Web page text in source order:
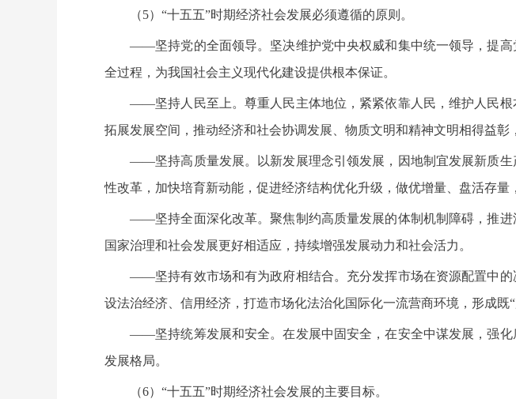
（5）“十五五”时期经济社会发展必须遵循的原则。
——坚持党的全面领导。坚决维护党中央权威和集中统一领导，提
全过程，为我国社会主义现代化建设提供根本保证。
——坚持人民至上。尊重人民主体地位，紧紧依靠人民，维护人民
拓展发展空间，推动经济和社会协调发展、物质文明和精神文明相得益彰
——坚持高质量发展。以新发展理念引领发展，因地制宜发展新质
性改革，加快培育新动能，促进经济结构优化升级，做优增量、盘活存量
——坚持全面深化改革。聚焦制约高质量发展的体制机制障碍，推进
国家治理和社会发展更好相适应，持续增强发展动力和社会活力。
——坚持有效市场和有为政府相结合。充分发挥市场在资源配置中
设法治经济、信用经济，打造市场化法治化国际化一流营商环境，形成既“
——坚持统筹发展和安全。在发展中固安全，在安全中谋发展，强
发展格局。
（6）“十五五”时期经济社会发展的主要目标。